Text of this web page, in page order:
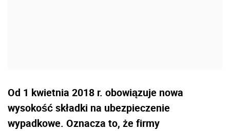
Od 1 kwietnia 2018 r. obowiązuje nowa
wysokość składki na ubezpieczenie
wypadkowe. Oznacza to, że firmy